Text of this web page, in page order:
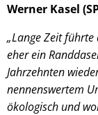
Werner Kasel
„Lange Zeit
eher ein
Jahrzehnten
nennenswertem
ökologisch und